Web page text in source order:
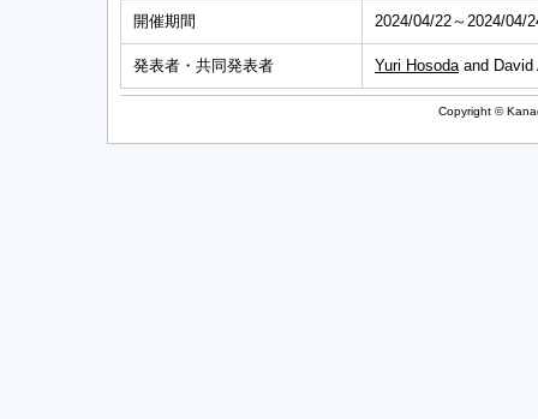
開催期間 2024/04/22～2024/04/
発表者・共同発表者 Yuri Hosodaand David
Copyright ©